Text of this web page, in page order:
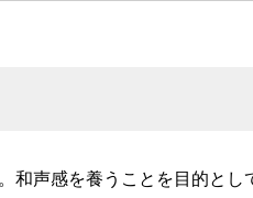
和声感を養うことを目的と